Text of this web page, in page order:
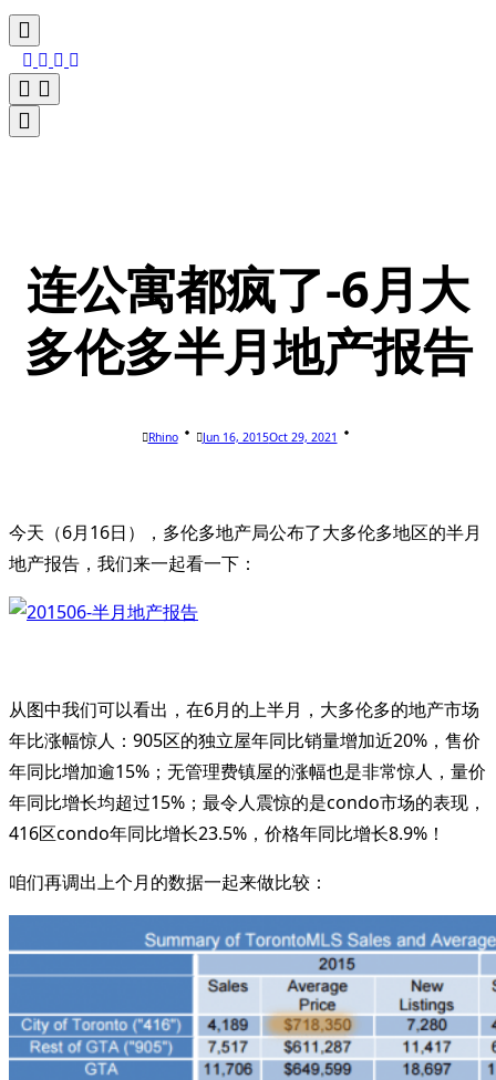
连公寓都疯了-6月大
多伦多半月地产报告
Rhino Jun 16, 2015Oct 29, 2021
今天（6月16日），多伦多地产局公布了大多伦多地区的半月
地产报告，我们来一起看一下：
从图中我们可以看出，在6月的上半月，大多伦多的地产市场
年比涨幅惊人：905区的独立屋年同比销量增加近20%，售价
年同比增加逾15%；无管理费镇屋的涨幅也是非常惊人，量价
年同比增长均超过15%；最令人震惊的是condo市场的表现，
416区condo年同比增长23.5%，价格年同比增长8.9%！
咱们再调出上个月的数据一起来做比较：